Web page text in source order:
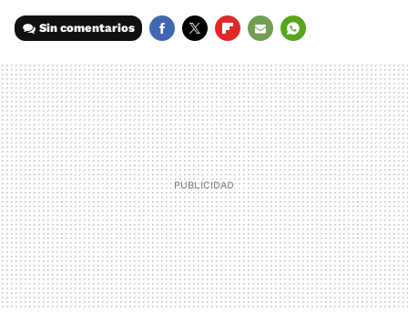
Sin comentarios
MAIL